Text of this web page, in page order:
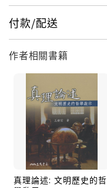
付款/配送
作者相關書籍
真理論述: 文明歷史的哲